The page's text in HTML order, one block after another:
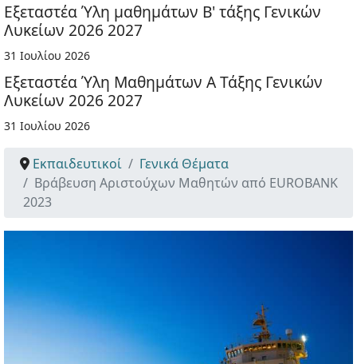
Εξεταστέα Ύλη μαθημάτων Β' τάξης Γενικών
Λυκείων 2026 2027
31 Ιουλίου 2026
Εξεταστέα Ύλη Μαθημάτων Α Τάξης Γενικών
Λυκείων 2026 2027
31 Ιουλίου 2026
Εκπαιδευτικοί
Γενικά Θέματα
Βράβευση Αριστούχων Μαθητών από EUROBANK
2023